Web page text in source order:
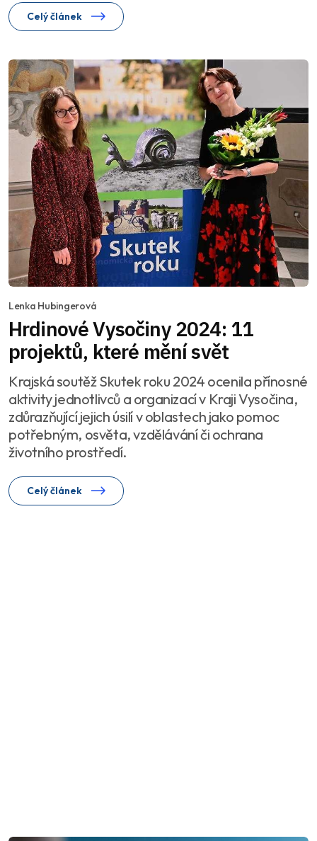
Celý článek
Lenka Hubingerová
Hrdinové Vysočiny 2024: 11
projektů, které mění svět
Krajská soutěž Skutek roku 2024 ocenila přínosné
aktivity jednotlivců a organizací v Kraji Vysočina,
zdůrazňující jejich úsilí v oblastech jako pomoc
potřebným, osvěta, vzdělávání či ochrana
životního prostředí.
Celý článek